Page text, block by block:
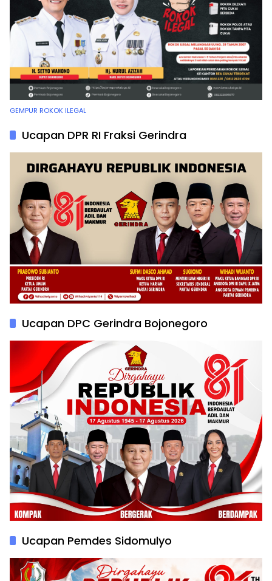
GEMPUR ROKOK ILEGAL
Ucapan DPR RI Fraksi Gerindra
Ucapan DPC Gerindra Bojonegoro
Ucapan Pemdes Sidomulyo